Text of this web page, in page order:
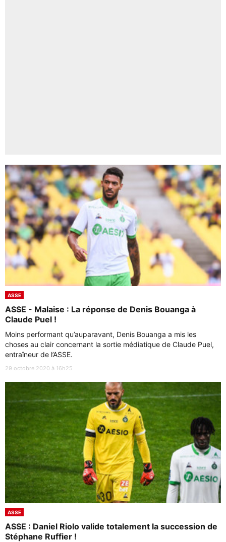
ASSE
ASSE - Malaise : La réponse de Denis Bouanga à
Claude Puel !
Moins performant qu’auparavant, Denis Bouanga a mis les
choses au clair concernant la sortie médiatique de Claude Puel,
entraîneur de l’ASSE.
29 octobre 2020 à 16h25
ASSE
ASSE : Daniel Riolo valide totalement la succession de
Stéphane Ruffier !